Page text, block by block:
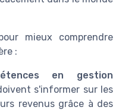
mieux comprendre
:
en gestion
s'informer sur les
revenus grâce à des